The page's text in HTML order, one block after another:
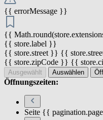
{{ errorMessage }}
{{
{{ store.label }}
{{ store.street }} {{
{{ store.zipCode }} {{
Ausgewählt Auswählen
Öffnungszeiten:
Seite {{